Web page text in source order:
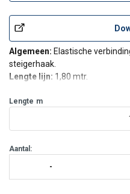
Algemeen: Elastische
steigerhaak.
Lengte lijn: 1,80 mtr.
Valdemping:
140
Extra's:
Getest op scherpe ra
Lengte m
Aantal: